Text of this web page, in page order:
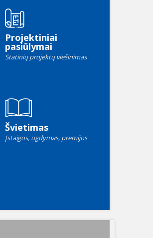
Projektiniai
pasiūlymai
Statinių projektų viešinimas
Švietimas
Įstaigos, ugdymas, premijos